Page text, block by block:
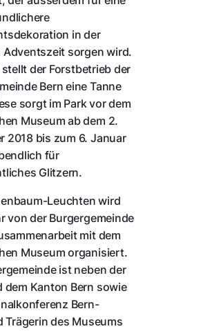
in der
Adventszeit sorgen wird.
der Forstbetrieb der
Bern eine Tanne
sorgt im Park vor dem
Museum ab dem 2.
2018 bis zum 6. Januar
für
Glitzern.
Leuchten wird
von der Burgergemeinde
mit dem
Museum organisiert.
ist neben der
dem Kanton Bern sowie
Bern-
Trägerin des Museums